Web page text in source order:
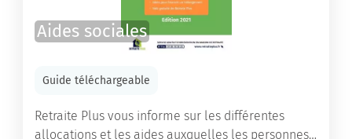
Aides sociales
Guide téléchargeable
Retraite Plus vous informe sur les différentes
allocations et les aides auxquelles les personnes